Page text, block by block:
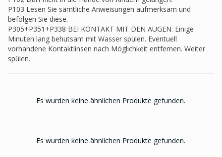
P103 Lesen Sie sämtliche Anweisungen aufmerksam und
befolgen Sie diese.
P305+P351+P338 BEI KONTAKT MIT DEN AUGEN: Einige
Minuten lang behutsam mit Wasser spülen. Eventuell
vorhandene Kontaktlinsen nach Möglichkeit entfernen. Weiter
spülen.
Es wurden keine ähnlichen Produkte gefunden.
Es wurden keine ähnlichen Produkte gefunden.